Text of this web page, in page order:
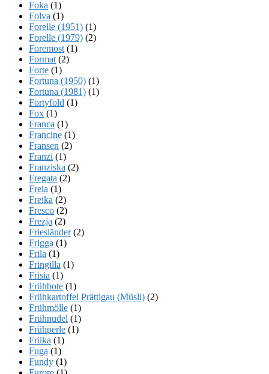
Foka (1)
Folva (1)
Forelle (1951) (1)
Forelle (1979) (2)
Foremost (1)
Format (2)
Forte (1)
Fortuna (1950) (1)
Fortuna (1981) (1)
Fortyfold (1)
Fox (1)
Franca (1)
Francine (1)
Fransen (2)
Franzi (1)
Franziska (2)
Fregata (2)
Freia (1)
Freika (2)
Fresco (2)
Frezja (2)
Friesländer(2)
Frigga (1)
Frila (1)
Fringilla (1)
Frisia (1)
Frühbote (1)
Frühkartoffel Prättigau (Müsli) (2)
Frühmölle (1)
Frühnudel (1)
Frühperle (1)
Früka (1)
Fuga (1)
Fundy (1)